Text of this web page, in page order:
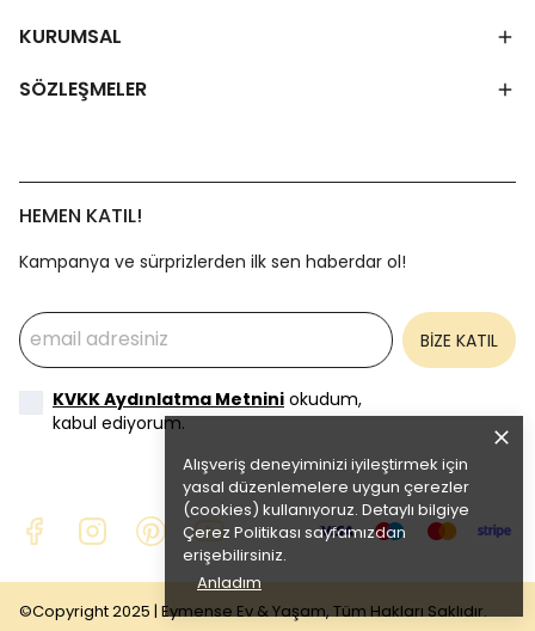
Alışveriş deneyiminizi iyileştirmek için
yasal düzenlemelere uygun çerezler
(cookies) kullanıyoruz. Detaylı bilgiye
Çerez Politikası sayfamızdan
erişebilirsiniz.
Anladım
KURUMSAL
SÖZLEŞMELER
HEMEN KATIL!
Kampanya ve sürprizlerden ilk sen haberdar ol!
BİZE KATIL
KVKK Aydınlatma Metnini okudum,
kabul ediyorum.
©Copyright 2025 | Eymense Ev & Yaşam, Tüm Hakları Saklıdır.